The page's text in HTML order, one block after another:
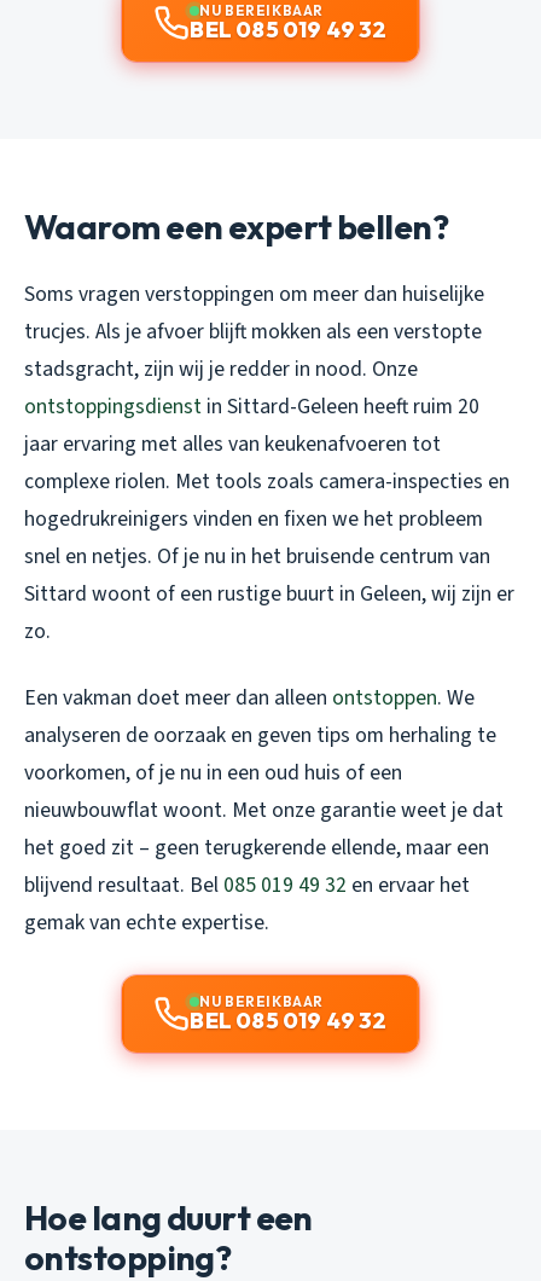
NU BEREIKBAAR
BEL 085 019 49 32
Waarom een expert bellen?
Soms vragen verstoppingen om meer dan huiselijke
trucjes. Als je afvoer blijft mokken als een verstopte
stadsgracht, zijn wij je redder in nood. Onze
ontstoppingsdienst in Sittard-Geleen heeft ruim 20
jaar ervaring met alles van keukenafvoeren tot
complexe riolen. Met tools zoals camera-inspecties en
hogedrukreinigers vinden en fixen we het probleem
snel en netjes. Of je nu in het bruisende centrum van
Sittard woont of een rustige buurt in Geleen, wij zijn er
zo.
Een vakman doet meer dan alleen ontstoppen. We
analyseren de oorzaak en geven tips om herhaling te
voorkomen, of je nu in een oud huis of een
nieuwbouwflat woont. Met onze garantie weet je dat
het goed zit – geen terugkerende ellende, maar een
blijvend resultaat. Bel 085 019 49 32 en ervaar het
gemak van echte expertise.
NU BEREIKBAAR
BEL 085 019 49 32
Hoe lang duurt een
ontstopping?